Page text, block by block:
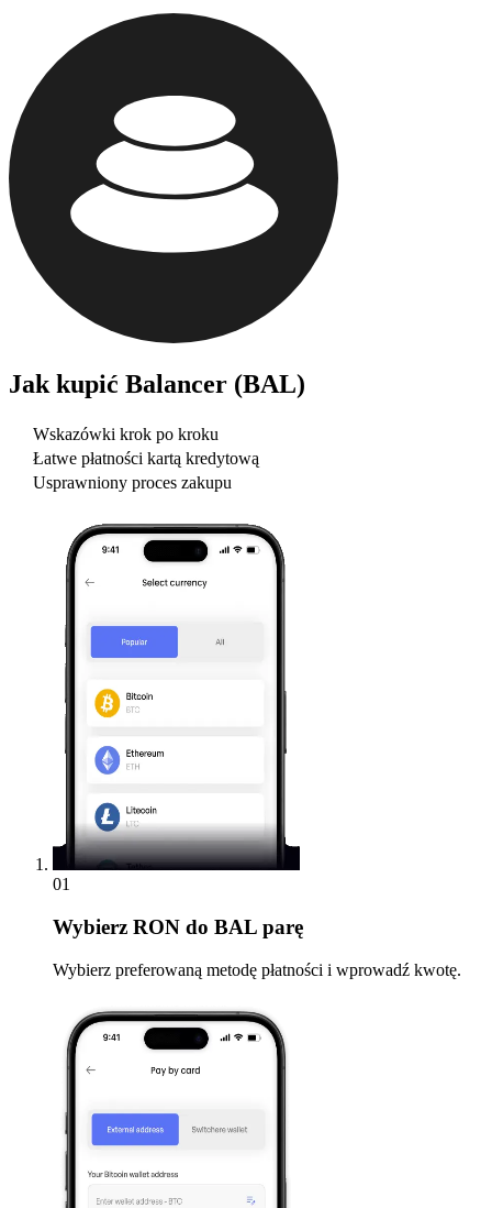
Jak kupić Balancer (BAL)
Wskazówki krok po kroku
Łatwe płatności kartą kredytową
Usprawniony proces zakupu
01
Wybierz RON do BAL parę
Wybierz preferowaną metodę płatności i wprowadź kwotę.